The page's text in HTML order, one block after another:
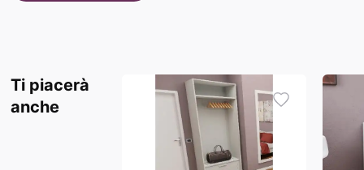
Ti piacerà
anche